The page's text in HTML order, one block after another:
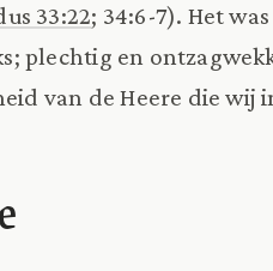
33:22; 34:6-7). Het
plechtig en
van de Heere die wij